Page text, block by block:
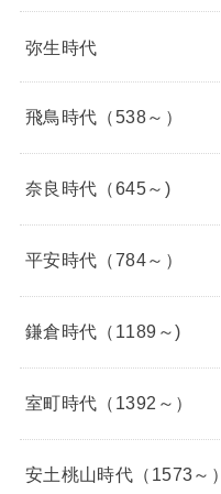
弥生時代
飛鳥時代（538～）
奈良時代（645～)
平安時代（784～）
鎌倉時代（1189～)
室町時代（1392～）
安土桃山時代（1573～）